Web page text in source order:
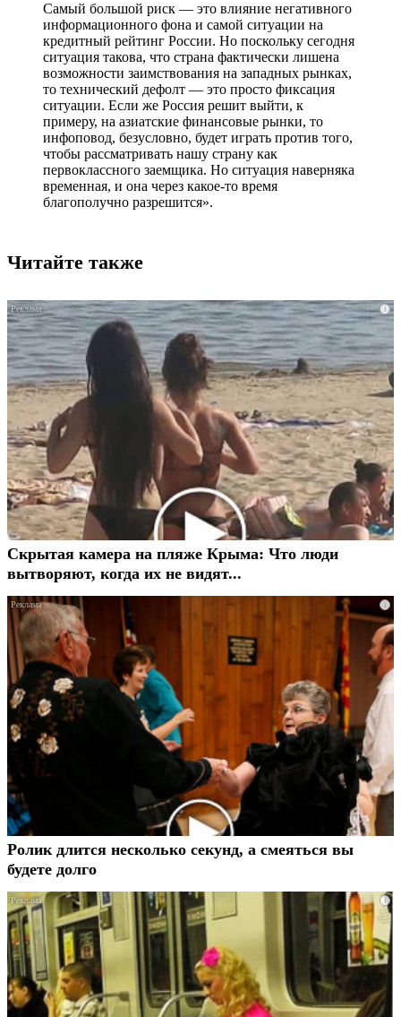
Самый большой риск — это влияние негативного
информационного фона и самой ситуации на
кредитный рейтинг России. Но поскольку сегодня
ситуация такова, что страна фактически лишена
возможности заимствования на западных рынках,
то технический дефолт — это просто фиксация
ситуации. Если же Россия решит выйти, к
примеру, на азиатские финансовые рынки, то
инфоповод, безусловно, будет играть против того,
чтобы рассматривать нашу страну как
первоклассного заемщика. Но ситуация наверняка
временная, и она через какое-то время
благополучно разрешится».
Читайте также
i
Скрытая камера на пляже Крыма: Что люди
вытворяют, когда их не видят...
i
Ролик длится несколько секунд, а смеяться вы
будете долго
i